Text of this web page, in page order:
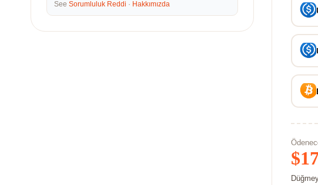
See Sorumluluk Reddi · Hakkımızda
$